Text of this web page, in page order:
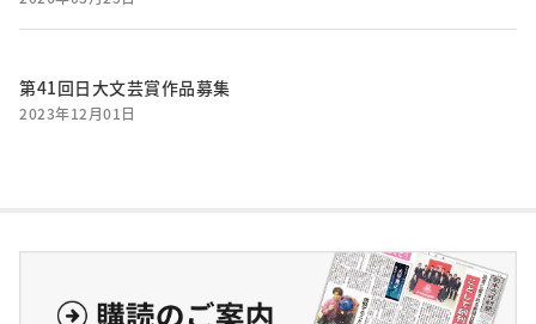
第41回日大文芸賞作品募集
2023年12月01日